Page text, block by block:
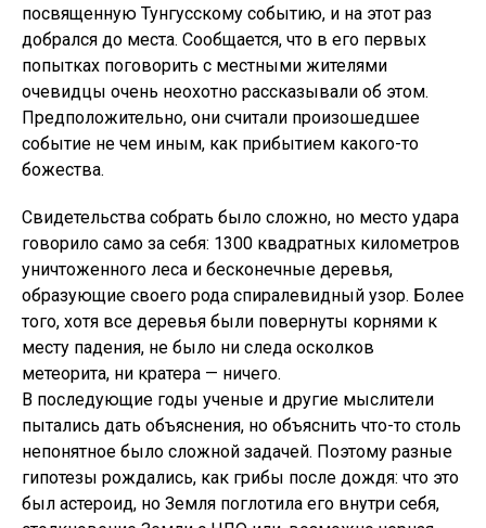
посвященную Тунгусскому событию, и на этот раз
добрался до места. Сообщается, что в его первых
попытках поговорить с местными жителями
очевидцы очень неохотно рассказывали об этом.
Предположительно, они считали произошедшее
событие не чем иным, как прибытием какого-то
божества.
Свидетельства собрать было сложно, но место удара
говорило само за себя: 1300 квадратных километров
уничтоженного леса и бесконечные деревья,
образующие своего рода спиралевидный узор. Более
того, хотя все деревья были повернуты корнями к
месту падения, не было ни следа осколков
метеорита, ни кратера — ничего.
В последующие годы ученые и другие мыслители
пытались дать объяснения, но объяснить что-то столь
непонятное было сложной задачей. Поэтому разные
гипотезы рождались, как грибы после дождя: что это
был астероид, но Земля поглотила его внутри себя,